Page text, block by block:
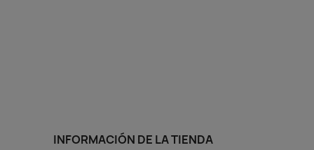
INFORMACIÓN DE LA TIENDA